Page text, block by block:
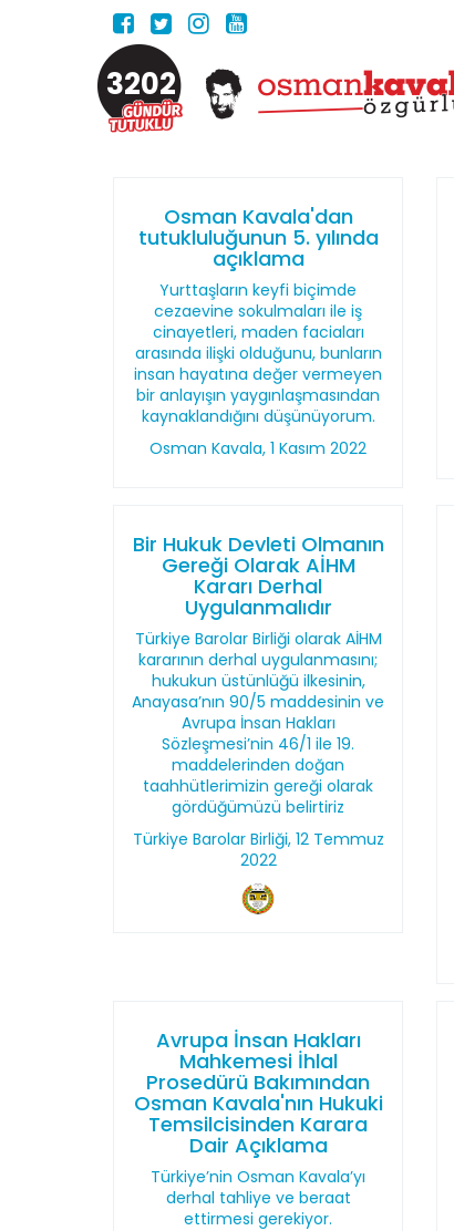
3202
Osman Kavala'dan
tutukluluğunun 5. yılında
açıklama
Yurttaşların keyfi biçimde
cezaevine sokulmaları ile iş
cinayetleri, maden faciaları
arasında ilişki olduğunu, bunların
insan hayatına değer vermeyen
bir anlayışın yaygınlaşmasından
kaynaklandığını düşünüyorum.
Osman Kavala, 1 Kasım 2022
Bir Hukuk Devleti Olmanın
Gereği Olarak AİHM
Kararı Derhal
Uygulanmalıdır
Türkiye Barolar Birliği olarak AİHM
kararının derhal uygulanmasını;
hukukun üstünlüğü ilkesinin,
Anayasa’nın 90/5 maddesinin ve
Avrupa İnsan Hakları
Sözleşmesi’nin 46/1 ile 19.
maddelerinden doğan
taahhütlerimizin gereği olarak
gördüğümüzü belirtiriz
Türkiye Barolar Birliği, 12 Temmuz
2022
Avrupa İnsan Hakları
Mahkemesi İhlal
Prosedürü Bakımından
Osman Kavala'nın Hukuki
Temsilcisinden Karara
Dair Açıklama
Türkiye’nin Osman Kavala’yı
derhal tahliye ve beraat
ettirmesi gerekiyor.